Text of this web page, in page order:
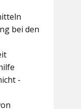
bei den
-